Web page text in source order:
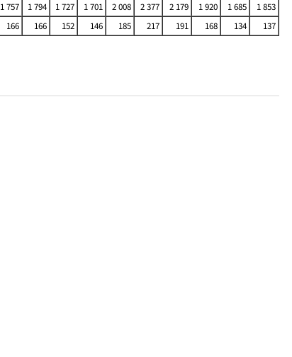
1 757 1 794 1 727 1 701 2 008 2 377 2 179 1 920 1 685
1 853
166 166 152 146 185 217 191 168 134 137